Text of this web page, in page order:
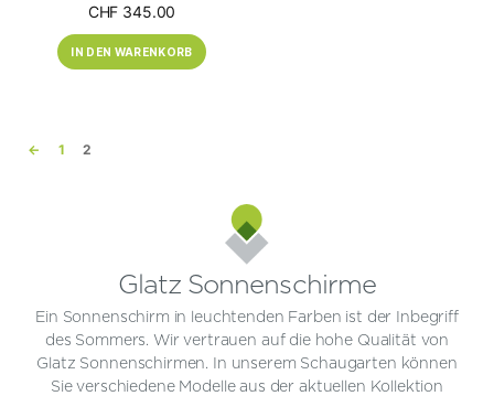
CHF 345.00
IN DEN WARENKORB
← 1 2
Glatz Sonnenschirme
Ein Sonnenschirm in leuchtenden Farben ist der Inbegriff
des Sommers. Wir vertrauen auf die hohe Qualität von
Glatz Sonnenschirmen. In unserem Schaugarten können
Sie verschiedene Modelle aus der aktuellen Kollektion